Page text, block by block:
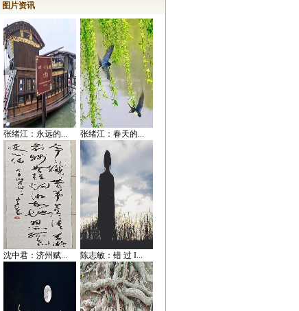
图片资讯
张绪江：永远的... 张绪江：春天的...
沈中君：济州赋... 陈志敏：错 过 I...